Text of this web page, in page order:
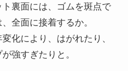
裏面には、ゴムを斑点で
全面に接着するか。
化により、はがれたり、
強すぎたりと。